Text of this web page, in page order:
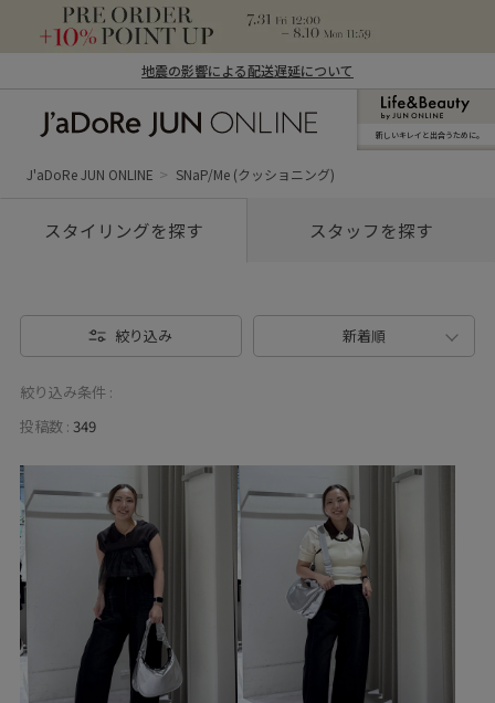
地震の影響による配送遅延について
ン オンライン）
新しいキレイと出合うために。
J'aDoRe JUN ONLINE SNaP/Me (クッショニング)
スタイリングを探す スタッフを探す
絞り込み 新着順
絞り込み条件 :
投稿数 : 349